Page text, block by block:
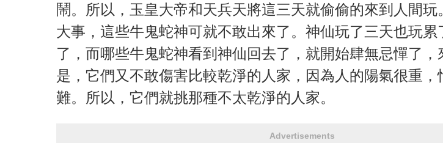
鬧。所以，玉皇大帝和天兵天將這三天就偷偷的來到人間玩
大事，這些牛鬼蛇神可就不敢出來了。神仙玩了三天也玩累
了，而哪些牛鬼蛇神看到神仙回去了，就開始肆無忌憚了，
是，它們又不敢傷害比較乾淨的人家，因為人的陽氣很重，
難。所以，它們就挑那種不太乾淨的人家。
Advertisements